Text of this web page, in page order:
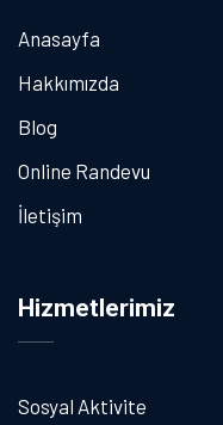
Anasayfa
Hakkımızda
Blog
Online Randevu
İletişim
Hizmetlerimiz
Sosyal Aktivite